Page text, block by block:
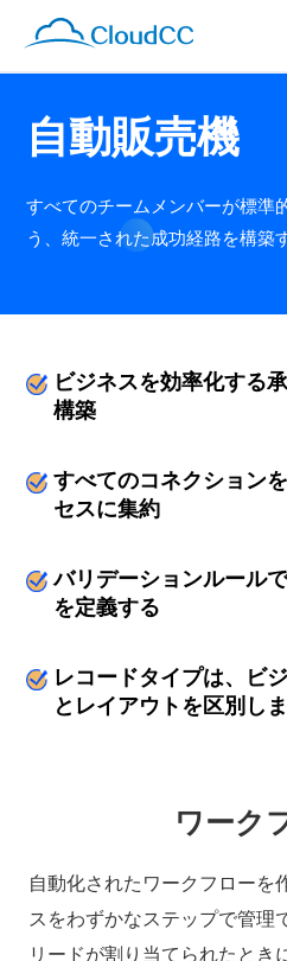
自動販売機
すべてのチームメンバーが標準
う、統一された成功経路を構築
ビジネスを効率化する
構築
すべてのコネクション
セスに集約
バリデーションルール
を定義する
レコードタイプは、ビ
とレイアウトを区別しま
ワーク
自動化されたワークフローを
スをわずかなステップで管理
リードが割り当てられたとき